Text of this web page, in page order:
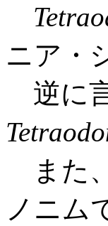
ニア・
逆に
また、
ノニム